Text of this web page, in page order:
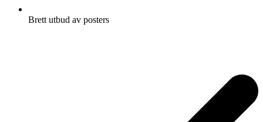
Brett utbud av posters